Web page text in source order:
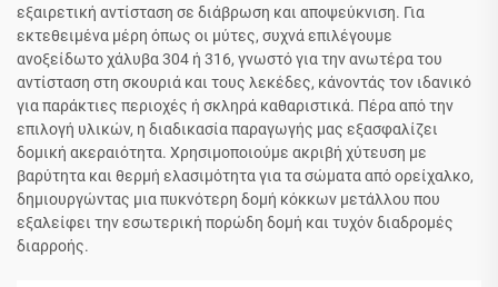
εξαιρετική αντίσταση σε διάβρωση και αποψεύκνιση. Για
εκτεθειμένα μέρη όπως οι μύτες, συχνά επιλέγουμε
ανοξείδωτο χάλυβα 304 ή 316, γνωστό για την ανωτέρα του
αντίσταση στη σκουριά και τους λεκέδες, κάνοντάς τον ιδανικό
για παράκτιες περιοχές ή σκληρά καθαριστικά. Πέρα από την
επιλογή υλικών, η διαδικασία παραγωγής μας εξασφαλίζει
δομική ακεραιότητα. Χρησιμοποιούμε ακριβή χύτευση με
βαρύτητα και θερμή ελασιμότητα για τα σώματα από ορείχαλκο,
δημιουργώντας μια πυκνότερη δομή κόκκων μετάλλου που
εξαλείφει την εσωτερική πορώδη δομή και τυχόν διαδρομές
διαρροής.